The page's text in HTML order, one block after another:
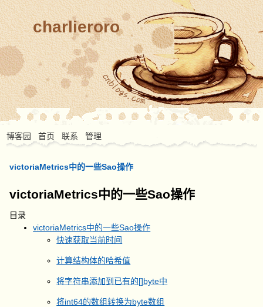
charlieroro
博客园 首页 联系 管理
victoriaMetrics中的一些Sao操作
victoriaMetrics中的一些Sao操作
目录
victoriaMetrics中的一些Sao操作
快速获取当前时间
计算结构体的哈希值
将字符串添加到已有的[]byte中
将int64的数组转换为byte数组